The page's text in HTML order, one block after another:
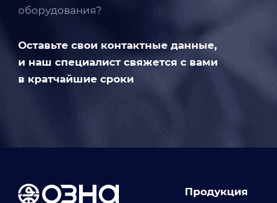
оборудования?
Оставьте свои контактные данные,
и наш специалист свяжется с вами
в кратчайшие сроки
Продукция